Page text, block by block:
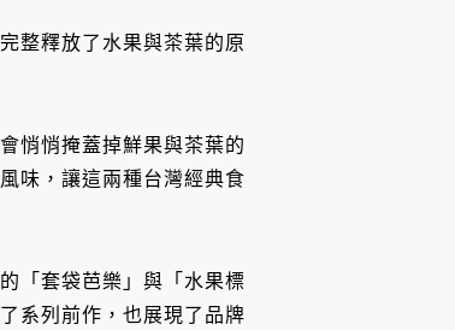
整釋放了水果與茶葉的原
悄悄掩蓋掉鮮果與茶葉的
味，讓這兩種台灣經典食
「套袋芭樂」與「水果標
系列前作，也展現了品牌